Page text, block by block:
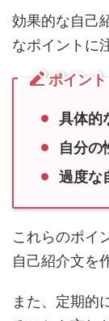
なポイントに
ポイント
自分の
過度な
これらのポイ
自己紹介文を
ることも忘れ